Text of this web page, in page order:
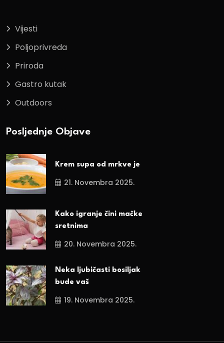
Vijesti
Poljoprivreda
Priroda
Gastro kutak
Outdoors
Posljednje Objave
Krem supa od mrkve je
21. Novembra 2025.
Kako igranje čini mačke
sretnima
20. Novembra 2025.
Neka ljubičasti bosiljak
bude vaš
19. Novembra 2025.